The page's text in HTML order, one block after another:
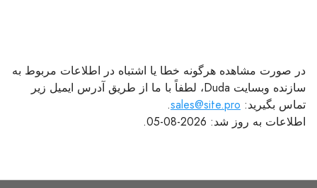
در صورت مشاهده هرگونه خطا یا اشتباه در اطلاعات مربوط به
سازنده وبسایت Duda، لطفاً با ما از طریق آدرس ایمیل زیر
تماس بگیرید: sales@site.pro
.
اطلاعات به روز شد: 2026-08-05.